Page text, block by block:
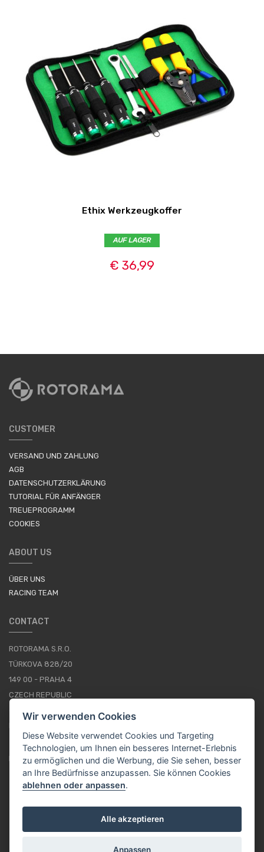
Ethix Werkzeugkoffer
AUF LAGER
€ 36,99
CUSTOMER
VERSAND UND ZAHLUNG
AGB
DATENSCHUTZERKLÄRUNG
TUTORIAL FÜR ANFÄNGER
TREUEPROGRAMM
COOKIES
ABOUT US
ÜBER UNS
RACING TEAM
CONTACT
ROTORAMA S.R.O.
TÜRKOVA 828/20
149 00 - PRAHA 4
CZECH REPUBLIC
+420 252 252 098
IMPRESSUM
Wir verwenden Cookies
Diese Website verwendet Cookies und Targeting
Technologien, um Ihnen ein besseres Internet-Erlebnis
zu ermöglichen und die Werbung, die Sie sehen, besser
an Ihre Bedürfnisse anzupassen. Sie können Cookies
ablehnen oder anpassen.
Alle akzeptieren
Anpassen